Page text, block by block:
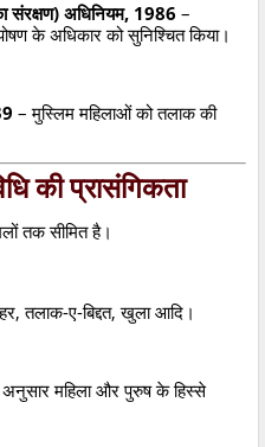
संरक्षण) अधिनियम, 1986 –
के अधिकार को सुनिश्चित किया।
– मुस्लिम महिलाओं को तलाक की
की प्रासंगिकता
तक सीमित है।
तलाक-ए-बिद्दत, खुला आदि।
महिला और पुरुष के हिस्से